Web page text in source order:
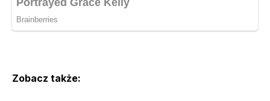
Zobacz także: